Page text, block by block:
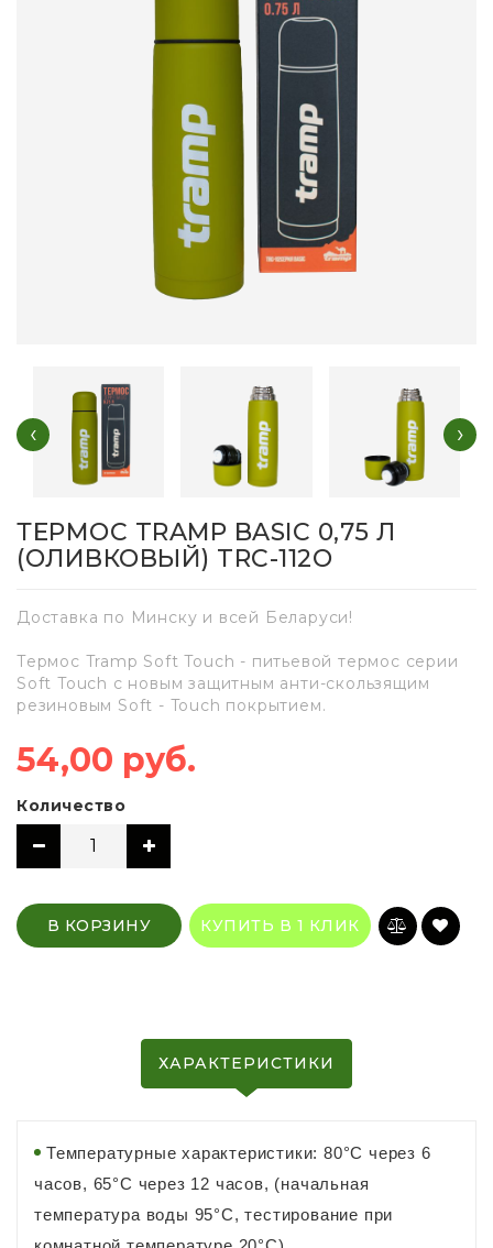
‹ ›
ТЕРМОС TRAMP BASIC 0,75 Л
(ОЛИВКОВЫЙ) TRC-112О
Доставка по Минску и всей Беларуси!
Термос Tramp Soft Touch - питьевой термос серии
Soft Touch с новым защитным анти-скользящим
резиновым Soft - Touch покрытием.
54,00 руб.
Количество
В КОРЗИНУ КУПИТЬ В 1 КЛИК
ХАРАКТЕРИСТИКИ
Температурные характеристики: 80°С через 6
часов, 65°С через 12 часов, (начальная
температура воды 95°C, тестирование при